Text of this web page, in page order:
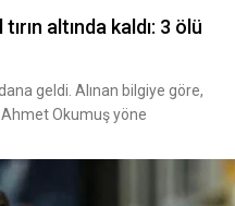
altında kaldı: 3 ölü
geldi. Alınan bilgiye göre,
Okumuş yöne